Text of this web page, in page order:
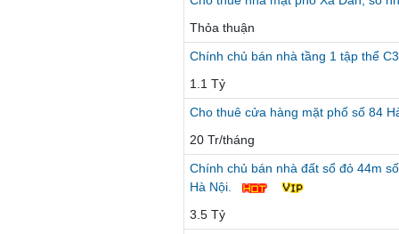
Thỏa thuận
Chính chủ bán nhà tầng 1 tập thể
1.1 Tỷ
Cho thuê cửa hàng mặt phố số 84
20 Tr/tháng
Chính chủ bán nhà đất sổ đỏ 44m
Hà Nội.
3.5 Tỷ